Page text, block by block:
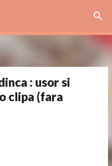
: usor si
clipa (fara